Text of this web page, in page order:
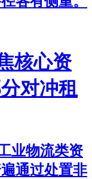
核心资
对冲租
业物流类资
通过处置非